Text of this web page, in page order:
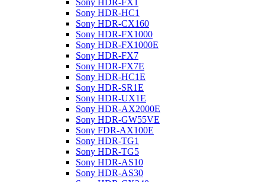
Sony HDR-FX1
Sony HDR-HC1
Sony HDR-CX160
Sony HDR-FX1000
Sony HDR-FX1000E
Sony HDR-FX7
Sony HDR-FX7E
Sony HDR-HC1E
Sony HDR-SR1E
Sony HDR-UX1E
Sony HDR-AX2000E
Sony HDR-GW55VE
Sony FDR-AX100E
Sony HDR-TG1
Sony HDR-TG5
Sony HDR-AS10
Sony HDR-AS30